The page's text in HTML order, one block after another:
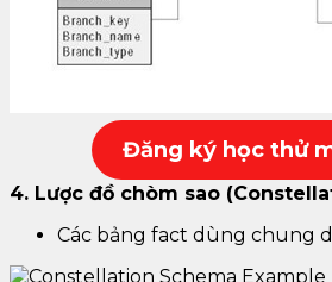
Đăng ký học thử
4. Lược đồ chòm sao
Các bảng fact dùng chung